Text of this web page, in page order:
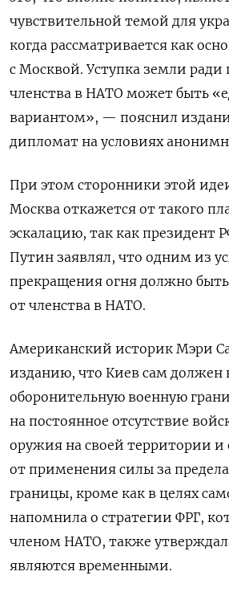
чувствительной темой для
когда рассматривается как
с Москвой. Уступка земли ради
членства в НАТО может быть
вариантом», — пояснил
дипломат на условиях
При этом сторонники этой
Москва откажется от такого
эскалацию, так как президент
Путин заявлял, что одним из
прекращения огня должно
от членства в НАТО.
Американский историк Мэри
изданию, что Киев сам должен
оборонительную военную
на постоянное отсутствие
оружия на своей территории и
от применения силы за
границы, кроме как в целях
напомнила о стратегии ФРГ,
членом НАТО, также
являются временными.